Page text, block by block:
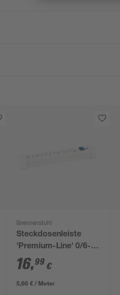
Brennenstuhl
Steckdosenleiste
'Premium-Line' 0/6-
fach grau 3 m
16,99 €
5,66 € / Meter